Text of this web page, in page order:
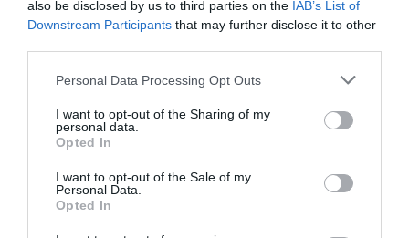
also be disclosed by us to third parties on the IAB’s List of
Downstream Participants that may further disclose it to other
Please note that this website/app uses one or more Google
not limited to your visit or usage behaviour. You may click to
grant or deny consent to Google and its third-party tags to
use your data for below specified purposes in below Google
consent section.
Personal Data Processing Opt Outs
I want to opt-out of the Sharing of my
personal data.
Opted In
I want to opt-out of the Sale of my
Personal Data.
Opted In